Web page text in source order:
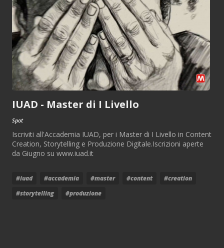
IUAD - Master di I Livello
Spot
Iscriviti all'Accademia IUAD, per i Master di I Livello in Content
Creation, Storytelling e Produzione Digitale.Iscrizioni aperte
da Giugno su www.iuad.it
#iuad #accademia #master #content
#creation
#storytelling
#produzione